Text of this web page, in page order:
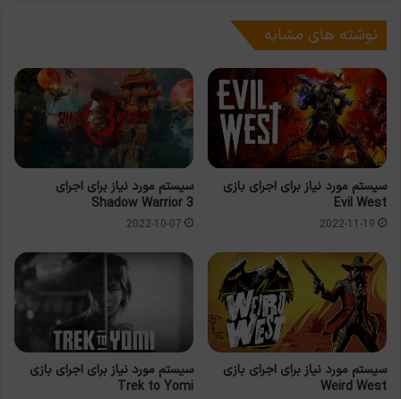
نوشته های مشابه
سیستم مورد نیاز برای اجرای بازی
Evil West
2022-11-19
سیستم مورد نیاز برای اجرای
Shadow Warrior 3
2022-10-07
سیستم مورد نیاز برای اجرای بازی
Weird West
سیستم مورد نیاز برای اجرای بازی
Trek to Yomi